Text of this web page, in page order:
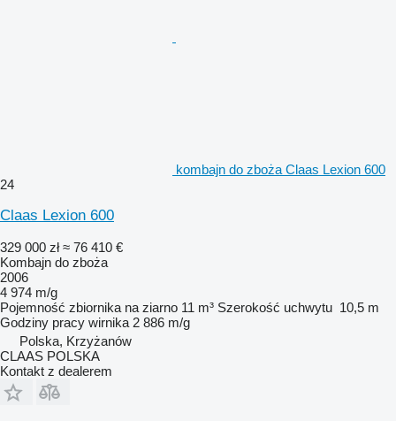
kombajn do zboża Claas Lexion 600
24
Claas Lexion 600
329 000 zł ≈ 76 410 €
Kombajn do zboża
2006
4 974 m/g
Pojemność zbiornika na ziarno 11 m³ Szerokość uchwytu 10,5 m
Godziny pracy wirnika 2 886 m/g
Polska, Krzyżanów
CLAAS POLSKA
Kontakt z dealerem